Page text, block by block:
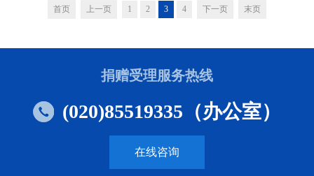
护人员主题活动月服务，适逢母亲节、护士节等
节日主题，为广州医科大学附属第一医院海印院
首页 上一页 1 2 3 4 下一页 末页
捐赠受理服务热线
(020)85519335（办公室）
在线咨询